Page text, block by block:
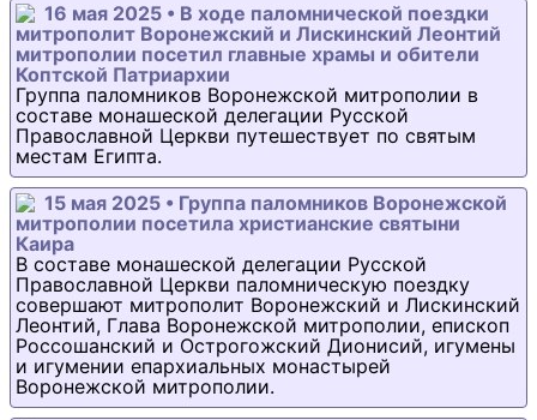
16 мая 2025 • В ходе паломнической поездки
митрополит Воронежский и Лискинский Леонтий
митрополии посетил главные храмы и обители
Коптской Патриархии
Группа паломников Воронежской митрополии в
составе монашеской делегации Русской
Православной Церкви путешествует по святым
местам Египта.
15 мая 2025 • Группа паломников Воронежской
митрополии посетила христианские святыни
Каира
В составе монашеской делегации Русской
Православной Церкви паломническую поездку
совершают митрополит Воронежский и Лискинский
Леонтий, Глава Воронежской митрополии, епископ
Россошанский и Острогожский Дионисий, игумены
и игумении епархиальных монастырей
Воронежской митрополии.